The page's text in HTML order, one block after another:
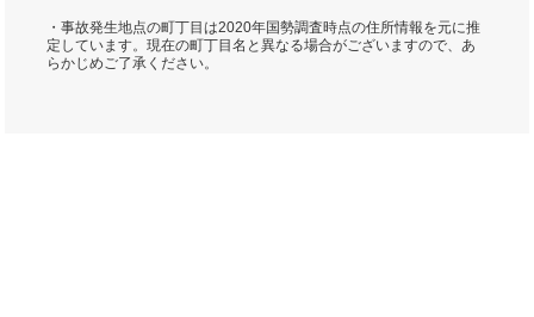
・事故発生地点の町丁目は2020年国勢調査時点の住所情報を元に推
定しています。現在の町丁目名と異なる場合がございますので、あ
らかじめご了承ください。